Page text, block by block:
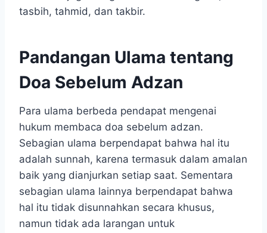
tasbih, tahmid, dan takbir.
Pandangan Ulama tentang
Doa Sebelum Adzan
Para ulama berbeda pendapat mengenai
hukum membaca doa sebelum adzan.
Sebagian ulama berpendapat bahwa hal itu
adalah sunnah, karena termasuk dalam amalan
baik yang dianjurkan setiap saat. Sementara
sebagian ulama lainnya berpendapat bahwa
hal itu tidak disunnahkan secara khusus,
namun tidak ada larangan untuk